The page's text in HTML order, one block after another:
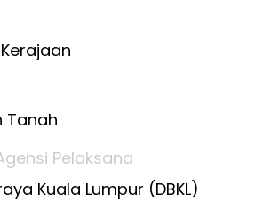
Tanah
Pelaksana
Kuala Lumpur (DBKL)